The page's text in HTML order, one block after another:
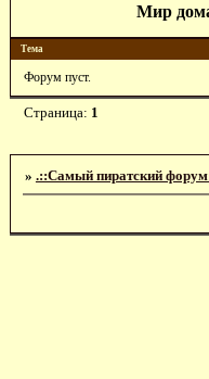
Мир
Тема
Форум пуст.
Страница: 1
» .::Самый пиратский